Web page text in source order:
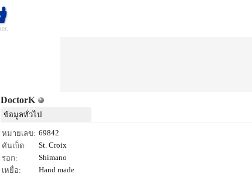
DoctorK
ข้อมูลทั่วไป
หมายเลข: 69842
คันเบ็ด:
St. Croix
รอก:
Shimano
เหยื่อ:
Hand made